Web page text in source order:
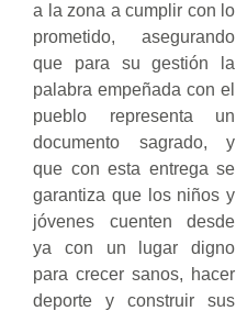
a la zona a cumplir con lo
prometido, asegurando
que para su gestión la
palabra empeñada con el
pueblo representa un
documento sagrado, y
que con esta entrega se
garantiza que los niños y
jóvenes cuenten desde
ya con un lugar digno
para crecer sanos, hacer
deporte y construir sus